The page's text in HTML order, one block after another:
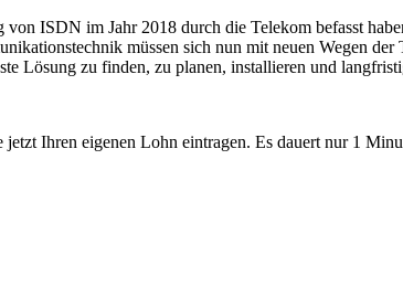
ISDN im Jahr 2018 durch die Telekom befasst
müssen sich nun mit neuen Wegen
Lösung zu finden, zu planen, installieren und
Ihren eigenen Lohn eintragen. Es dauert nur 1